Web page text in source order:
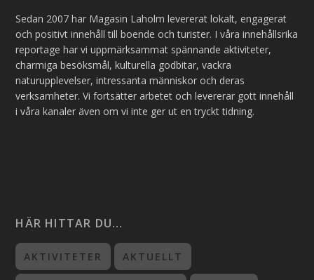
Sedan 2007 har Magasin Laholm levererat lokalt, engagerat
och positivt innehåll till boende och turister. I våra innehållsrika
reportage har vi uppmärksammat spännande aktiviteter,
charmiga besöksmål, kulturella godbitar, vackra
naturupplevelser, intressanta människor och deras
verksamheter. Vi fortsätter arbetet och levererar gott innehåll
i våra kanaler även om vi inte ger ut en tryckt tidning.
HÄR HITTAR DU…
AKTIVITETER AKTUELLT